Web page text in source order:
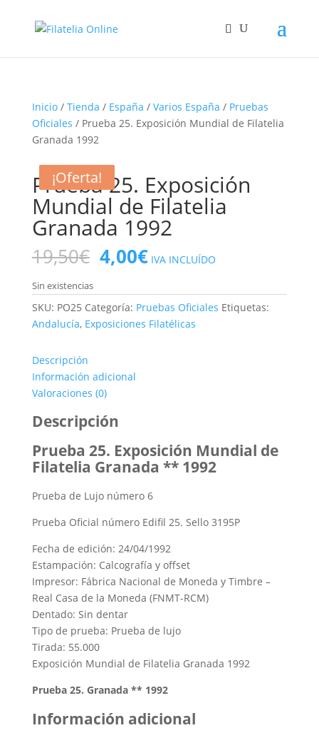
Inicio/ Tienda / España / Varios España / Pruebas
Oficiales / Prueba 25. Exposición Mundial de Filatelia
Granada 1992
¡Oferta!
Prueba 25. Exposición
Mundial de Filatelia
Granada 1992
19,50€ El
precio
original
era:
19,50€.
4,00€El
precio
actual
es:
4,00€.
IVA INCLUÍDO
Sin existencias
SKU: PO25 Categoría: Pruebas Oficiales Etiquetas:
Andalucía, Exposiciones Filatélicas
Descripción
Información adicional
Valoraciones (0)
Descripción
Prueba 25. Exposición Mundial de
Filatelia Granada ** 1992
Prueba de Lujo número 6
Prueba Oficial número Edifil 25. Sello 3195P
Fecha de edición: 24/04/1992
Estampación: Calcografía y offset
Impresor: Fábrica Nacional de Moneda y Timbre –
Real Casa de la Moneda (FNMT-RCM)
Dentado: Sin dentar
Tipo de prueba: Prueba de lujo
Tirada: 55.000
Exposición Mundial de Filatelia Granada 1992
Prueba 25. Granada ** 1992
Información adicional
¡Oferta!
¡Oferta!
¡Oferta!